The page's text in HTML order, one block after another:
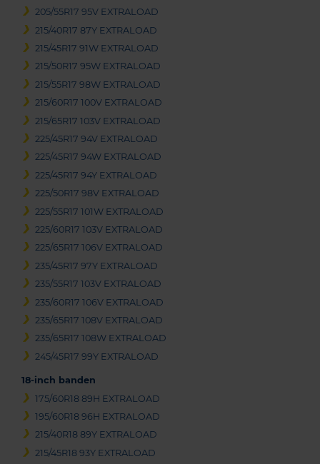
205/55R17 95V EXTRALOAD
215/40R17 87Y EXTRALOAD
215/45R17 91W EXTRALOAD
215/50R17 95W EXTRALOAD
215/55R17 98W EXTRALOAD
215/60R17 100V EXTRALOAD
215/65R17 103V EXTRALOAD
225/45R17 94V EXTRALOAD
225/45R17 94W EXTRALOAD
225/45R17 94Y EXTRALOAD
225/50R17 98V EXTRALOAD
225/55R17 101W EXTRALOAD
225/60R17 103V EXTRALOAD
225/65R17 106V EXTRALOAD
235/45R17 97Y EXTRALOAD
235/55R17 103V EXTRALOAD
235/60R17 106V EXTRALOAD
235/65R17 108V EXTRALOAD
235/65R17 108W EXTRALOAD
245/45R17 99Y EXTRALOAD
18-inch banden
175/60R18 89H EXTRALOAD
195/60R18 96H EXTRALOAD
215/40R18 89Y EXTRALOAD
215/45R18 93Y EXTRALOAD